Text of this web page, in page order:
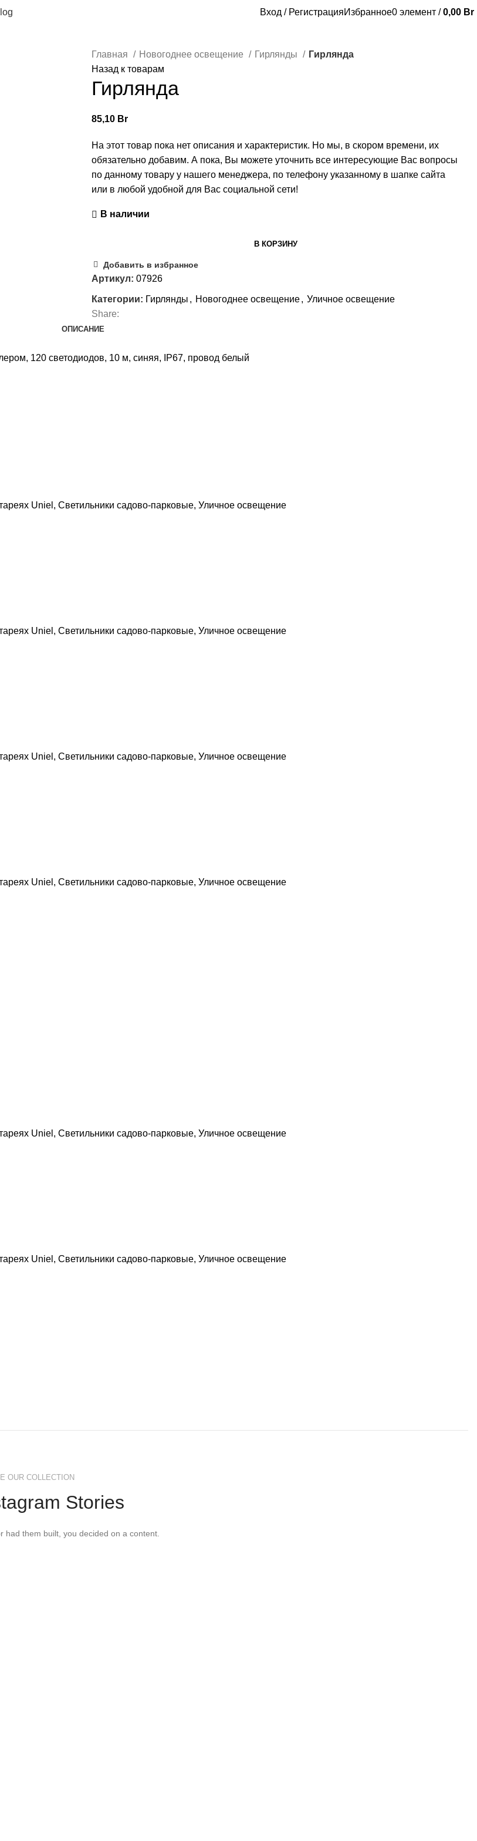
Вход / РегистрацияИзбранное0 элемент / 0,00 Br
Главная Новогоднее освещение Гирлянды
Гирлянда
Назад к товарам
Гирлянда
85,10 Br
На этот товар пока нет описания и характеристик. Но мы, в скором времени, их
обязательно добавим. А пока, Вы можете уточнить все интересующие Вас вопросы
по данному товару у нашего менеджера, по телефону указанному в шапке сайта
или в любой удобной для Вас социальной сети!
В наличии
В КОРЗИНУ
Добавить в избранное
Артикул: 07926
Категории: Гирлянды , Новогоднее освещение, Уличное освещение
Share:
ОПИСАНИЕ
120 светодиодов, 10 м, синяя, IP67, провод белый
Uniel , Светильники садово-парковые, Уличное освещение
Uniel , Светильники садово-парковые, Уличное освещение
Uniel , Светильники садово-парковые, Уличное освещение
Uniel , Светильники садово-парковые, Уличное освещение
Uniel , Светильники садово-парковые, Уличное освещение
Uniel , Светильники садово-парковые, Уличное освещение
OUR COLLECTION
Stories
had them built, you decided on a content.